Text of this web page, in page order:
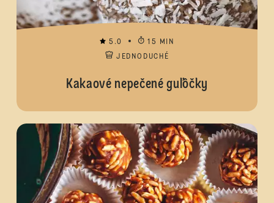
5.0
15 MIN
JEDNODUCHÉ
Kakaové nepečené guľôčky